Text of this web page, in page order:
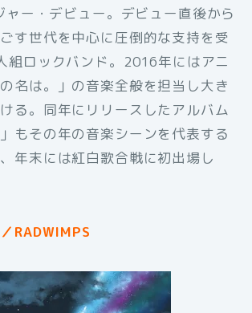
ー・デビュー。デビュー直後から
す世代を中心に圧倒的な支持を受
組ロックバンド。2016年にはアニ
名は。」の音楽全般を担当し大き
る。同年にリリースしたアルバム
」もその年の音楽シーンを代表する
年末には紅白歌合戦に初出場し
RADWIMPS